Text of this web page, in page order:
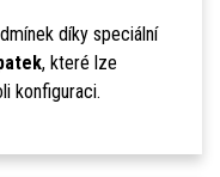
díky speciální
, které lze
konfiguraci.